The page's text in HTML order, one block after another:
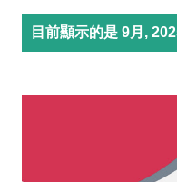
目前顯示的是 9月,